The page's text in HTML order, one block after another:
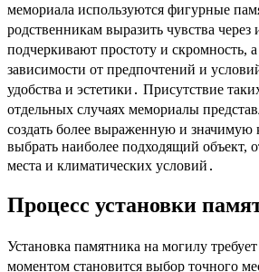
мемориала используются фигурные
родственникам выразить чувства
подчеркивают простоту и скромность,
зависимости от предпочтений и
удобства и эстетики․ Присутствие
отдельных случаях мемориалы
создать более выраженную и значимую
выбрать наиболее подходящий объект,
места и климатических условий․
Процесс установки
Установка памятника на могилу
моментом становится выбор точного